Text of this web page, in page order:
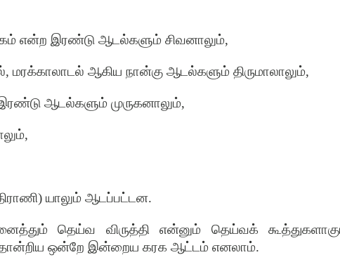
என்ற இரண்டு ஆடல்களும் சிவனாலும்,
, மரக்காலாடல் ஆகிய நான்கு ஆடல்களும் திருமாலாலும்,
இரண்டு ஆடல்களும் முருகனாலும்,
,
) யாலும் ஆடப்பட்டன.
தெய்வ விருத்தி என்னும் தெய்வக்
தோன்றிய ஒன்றே இன்றைய கரக ஆட்டம் எனலாம்.